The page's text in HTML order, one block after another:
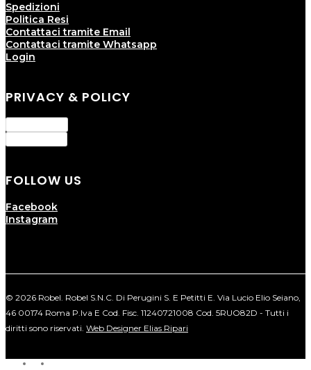
Spedizioni
Politica Resi
Contattaci tramite Email
Contattaci tramite Whatsapp
Login
PRIVACY & POLICY
FOLLOW US
Facebook
Instagram
© 2026 Robel. Robel S.N.C. Di Perugini S. E Petitti E. Via Lucio Elio Seiano,
46 00174 Roma P.Iva E Cod. Fisc. 11240721008 Cod. 5RUO82D - Tutti i
diritti sono riservati. Web Designer Elias Ripari
facebookinstagram